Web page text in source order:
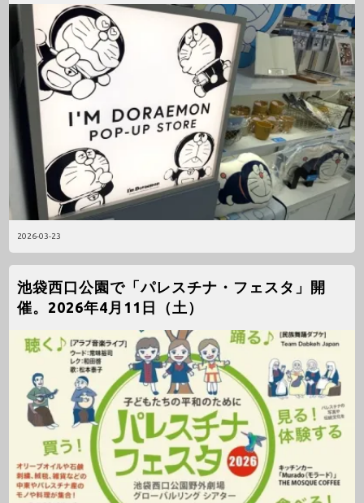
2026-03-23
池袋西口公園で「パレスチナ・フェスタ」開
催。2026年4月11日（土）